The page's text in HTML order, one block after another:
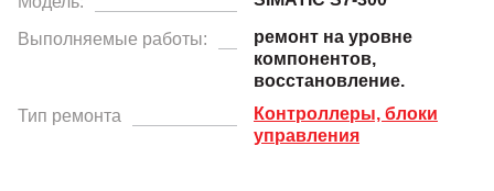
Выполняемые работы:
ремонт на уровне
компонентов,
восстановление.
Тип ремонта
Контроллеры, блоки
управления